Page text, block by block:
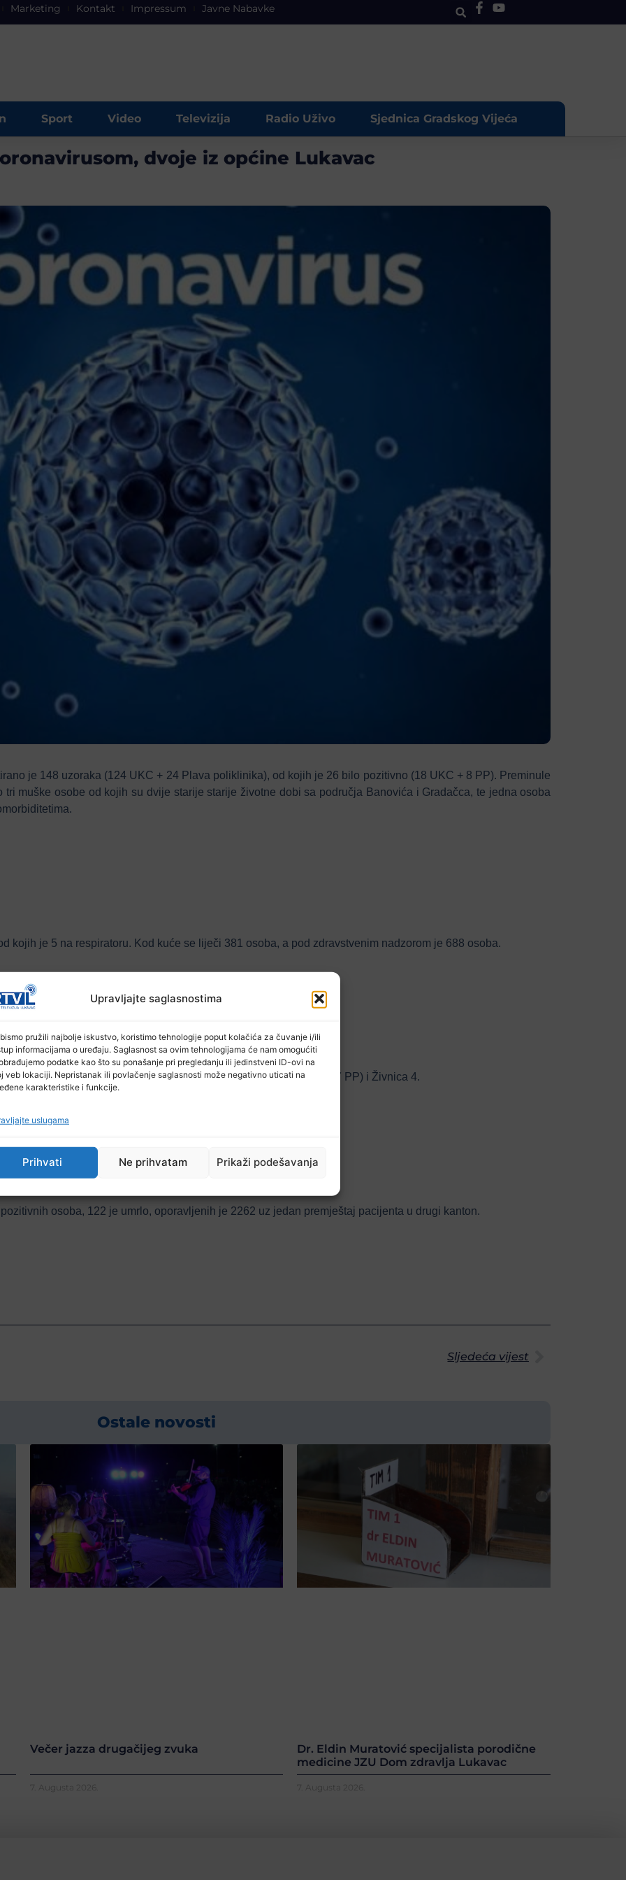
Upravljajte saglasnostima
pružili najbolje iskustvo, koristimo tehnologije poput kolačića za čuvanje i/ili
informacijama o uređaju. Saglasnost sa ovim tehnologijama će nam omogućiti
podatke kao što su ponašanje pri pregledanju ili jedinstveni ID-ovi na
veb lokaciji. Nepristanak ili povlačenje saglasnosti može negativno uticati na
karakteristike i funkcije.
uslugama
Prihvati Ne prihvatam Prikaži podešavanja
Marketing Kontakt Impressum Javne Nabavke
Sport Video Televizija Radio Uživo Sjednica Gradskog Vijeća
dvoje iz općine Lukavac
je 148 uzoraka (124 UKC + 24 Plava poliklinika), od kojih je 26 bilo pozitivno (18 UKC + 8 PP). Preminule
muške osobe od kojih su dvije starije starije životne dobi sa područja Banovića i Gradačca, te jedna osoba
kojih je 5 na respiratoru. Kod kuće se liječi 381 osoba, a pod zdravstvenim nadzorom je 688 osoba.
2, Kalesije 1, Lukavca 2 (1 UKC + 1 PP), Tuzle 15 (8 UKC + 7 PP) i Živnica 4.
osoba, 122 je umrlo, oporavljenih je 2262 uz jedan premještaj pacijenta u drugi kanton.
Sljedeća vijest
Ostale novosti
Večer jazza drugačijeg zvuka
7. Augusta 2026.
Dr. Eldin Muratović specijalista porodične
medicine JZU Dom zdravlja Lukavac
7. Augusta 2026.